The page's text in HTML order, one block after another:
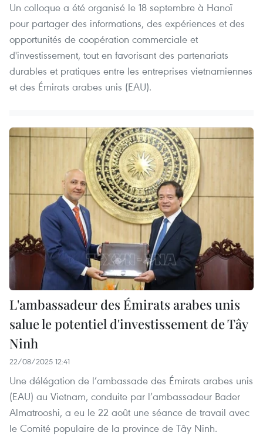
Un colloque a été organisé le 18 septembre à Hanoï
pour partager des informations, des expériences et des
opportunités de coopération commerciale et
d'investissement, tout en favorisant des partenariats
durables et pratiques entre les entreprises vietnamiennes
et des Émirats arabes unis (EAU).
L'ambassadeur des Émirats arabes unis
salue le potentiel d'investissement de Tây
Ninh
22/08/2025 12:41
Une délégation de l’ambassade des Émirats arabes unis
(EAU) au Vietnam, conduite par l’ambassadeur Bader
Almatrooshi, a eu le 22 août une séance de travail avec
le Comité populaire de la province de Tây Ninh.